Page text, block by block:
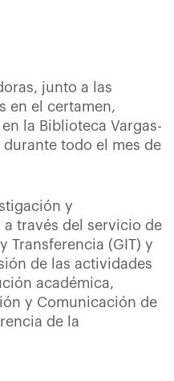
junto a las
en el certamen,
la Biblioteca Vargas-
todo el mes de
y
a través del servicio de
Transferencia (GIT) y
de las actividades
académica,
y Comunicación de
de la